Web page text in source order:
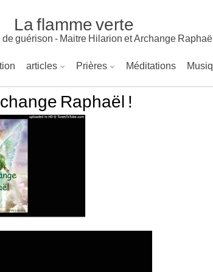
La flamme verte
de guérison - Maitre Hilarion et Archange
articles Prières Méditations
Raphaël !